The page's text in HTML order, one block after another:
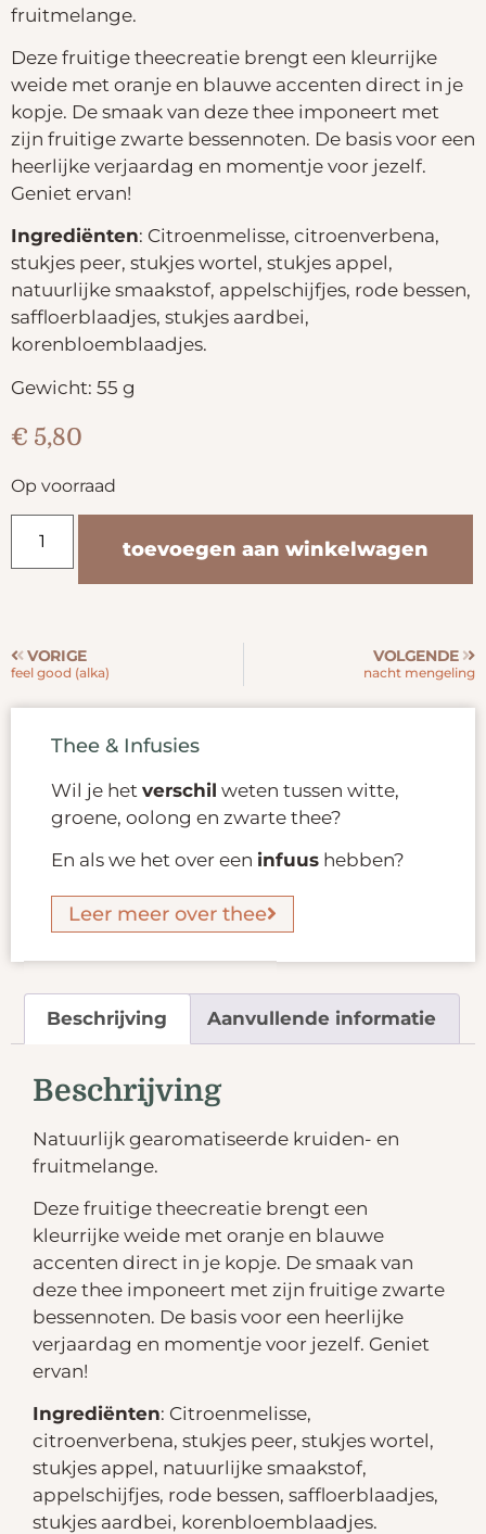
fruitmelange.
Deze fruitige theecreatie brengt een kleurrijke
weide met oranje en blauwe accenten direct in je
kopje. De smaak van deze thee imponeert met
zijn fruitige zwarte bessennoten. De basis voor een
heerlijke verjaardag en momentje voor jezelf.
Geniet ervan!
Ingrediënten: Citroenmelisse, citroenverbena,
stukjes peer, stukjes wortel, stukjes appel,
natuurlijke smaakstof, appelschijfjes, rode bessen,
saffloerblaadjes, stukjes aardbei,
korenbloemblaadjes.
Gewicht: 55 g
€ 5,80
Op voorraad
toevoegen aan winkelwagen
VORIGE
feel good (alka)
VOLGENDE
nacht mengeling
Thee & Infusies
Wil je het verschil weten tussen witte,
groene, oolong en zwarte thee?
En als we het over een infuus hebben?
Leer meer over thee
Beschrijving Aanvullende informatie
Beschrijving
Natuurlijk gearomatiseerde kruiden- en
fruitmelange.
Deze fruitige theecreatie brengt een
kleurrijke weide met oranje en blauwe
accenten direct in je kopje. De smaak van
deze thee imponeert met zijn fruitige zwarte
bessennoten. De basis voor een heerlijke
verjaardag en momentje voor jezelf. Geniet
ervan!
Ingrediënten: Citroenmelisse,
citroenverbena, stukjes peer, stukjes wortel,
stukjes appel, natuurlijke smaakstof,
appelschijfjes, rode bessen, saffloerblaadjes,
stukjes aardbei, korenbloemblaadjes.